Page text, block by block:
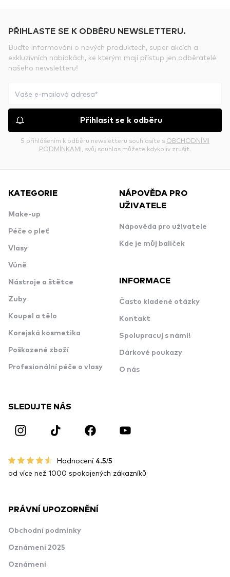
PŘIHLASTE SE K ODBĚRU NEWSLETTERU.
Buďte informováni o nových produktech, super akcích a
exkluzivních nabídkách, ke kterým mají přístup jen odběratelé
našeho newsletteru!
Přihlasit se k odběru
S přihlášením k odběru newsletteru souhlasíte s OBCHODNÍMI
PODMÍNKAMI , svůj souhlas můžete kdykoliv zrušit.
KATEGORIE
Make-up
Péče o pleť
Vlasy
Vůně
Nástroje a štětce
Zuby
Koupel a tělo
Korejská kosmetika
Poškozené zboží
Profesionální péče o vlasy
NÁPOVĚDA PRO
UŽIVATELE
Nápověda pro uživatele
Kde je můj balíček
INFORMACE
Často kladené otázky
Kontakt
Spolupracuj s námi!
Dárkové poukazy
O nás
SLEDUJTE NÁS
Hodnocení 4.5/5
od více než 1000 spokojených zákazníků
PRÁVNÍ UPOZORNĚNÍ
Obchodní podmínky
Oznámení 2025
Oznámení